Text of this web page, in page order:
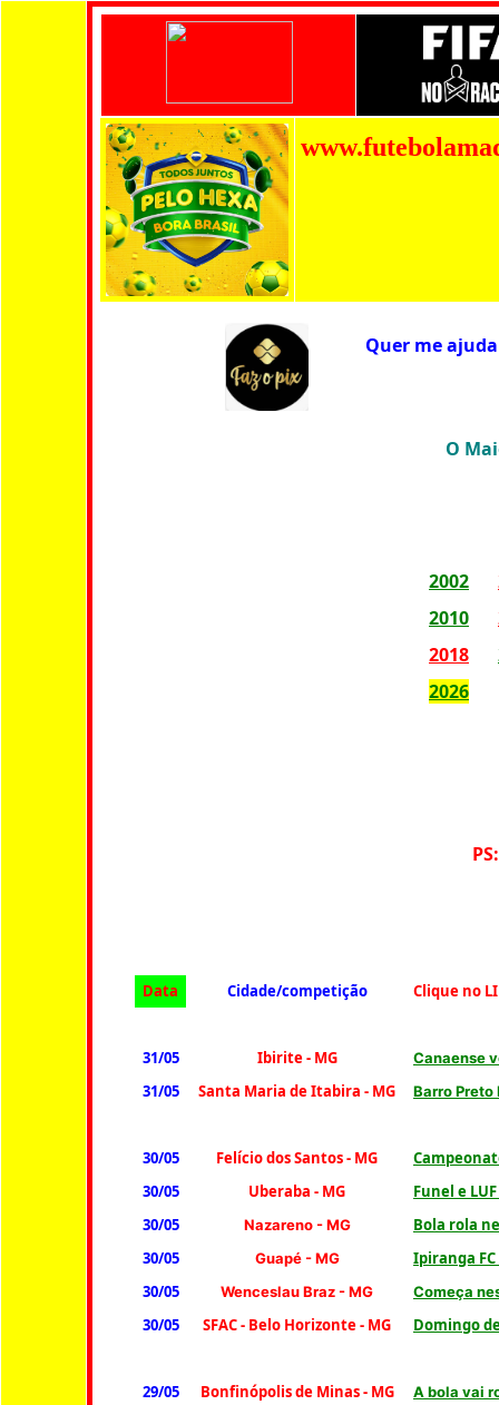
Quer me
O Maior
2002
2010
2018
2026
Data Cidade/competição Clique no
31/05 Ibirite- MG Canaense
31/05 Santa Maria de Itabira - MG Barro Preto
30/05 Felício dos Santos- MG
30/05
Uberaba - MG
Funel e
30/05
Nazareno- MG
Bola rola
30/05
Guapé - MG
Ipiranga
30/05
Wenceslau Braz- MG Começa
30/05 SFAC - Belo Horizonte - MG Domingo
29/05 Bonfinópolis de Minas - MG A bola vai